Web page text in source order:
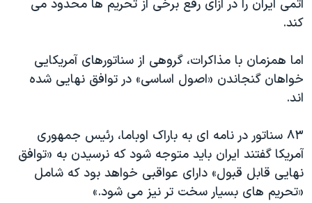
اتمی ایران را در ازای رفع برخی از تحریم ها محدود می
کند.
اما همزمان با مذاکرات، گروهی از سناتورهای آمریکایی
خواهان گنجاندن «اصول اساسی» در توافق نهایی شده
اند.
۸۳ سناتور در نامه ای به باراک اوباما، رئیس جمهوری
آمریکا گفتند ایران باید متوجه شود که نرسیدن به «توافق
نهایی قابل قبول» دارای عواقبی خواهد بود که شامل
«تحریم های بسیار سخت تر نیز می شود.»